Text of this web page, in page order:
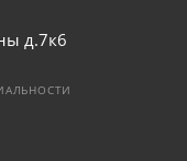
д.7к6